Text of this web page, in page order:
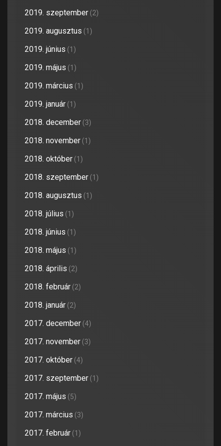
2019. szeptember (2)
2019. augusztus (1)
2019. június (1)
2019. május (1)
2019. március (1)
2019. január (1)
2018. december (3)
2018. november (1)
2018. október (1)
2018. szeptember (1)
2018. augusztus (1)
2018. július (1)
2018. június (1)
2018. május (1)
2018. április (2)
2018. február (2)
2018. január (2)
2017. december (4)
2017. november (3)
2017. október (4)
2017. szeptember (1)
2017. május (5)
2017. március (3)
2017. február (1)